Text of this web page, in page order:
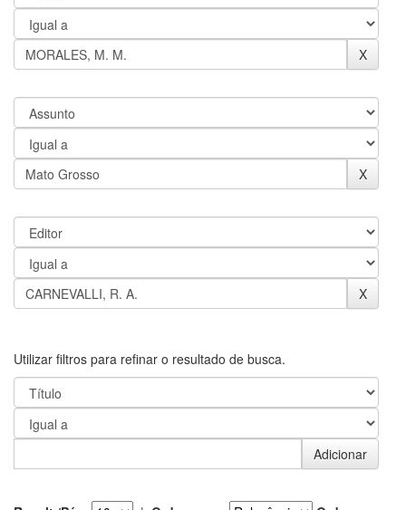
Utilizar filtros para refinar o resultado de busca.